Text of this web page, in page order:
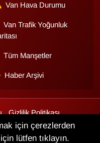
Van Hava Durumu
Van Trafik Yoğunluk
Tüm Manşetler
Haber Arşivi
Gizlilik Politikası
Künye İletişim
için çerezlerden
lütfen tıklayın.